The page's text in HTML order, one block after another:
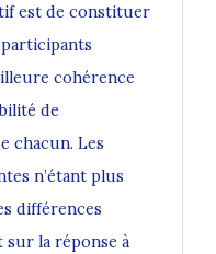
est de constituer
cohérence
de
chacun. Les
n’étant plus
différences
sur la réponse à